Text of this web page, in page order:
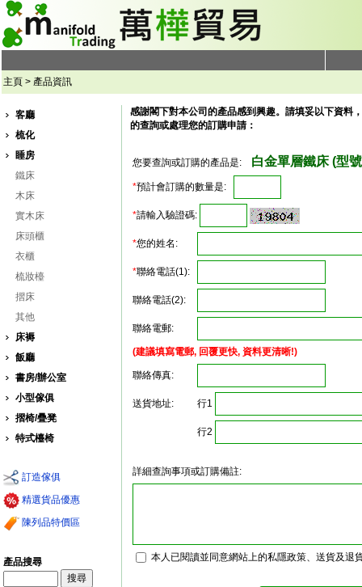
主頁 > 產品資訊
客廳
梳化
睡房
鐵床
木床
實木床
床頭櫃
衣櫃
梳妝檯
摺床
其他
床褥
飯廳
書房/辦公室
小型傢俱
摺椅/疊凳
特式檯椅
訂造傢俱
精選貨品優惠
陳列品特價區
產品搜尋
感謝閣下對本公司的產品感到興趣。請填妥以下資料
的查詢或處理您的訂購申請：
您要查詢或訂購的產品是: 白金單層鐵床 (型
*預計會訂購的數量是:
*請輸入驗證碼:
*您的姓名:
*聯絡電話(1):
聯絡電話(2):
聯絡電郵:
(建議填寫電郵, 回覆更快, 資料更清晰!)
聯絡傳真:
送貨地址: 行1
行2
詳細查詢事項或訂購備註:
本人已閱讀並同意網站上的私隱政策、送貨及退